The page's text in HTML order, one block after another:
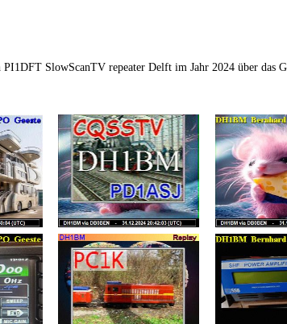
SlowScanTV repeater Delft im Jahr 2024 über das